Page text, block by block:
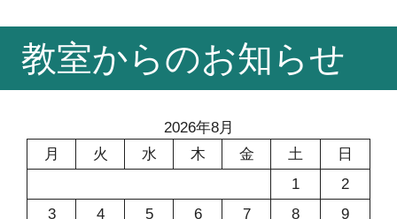
教室からのお知らせ
2026年8月
月
火 水 木 金 土
日
1
2
3
4 5 6 7 8
9